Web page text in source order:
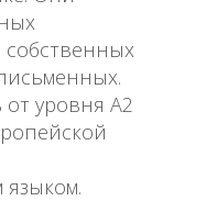
собственных
уровня А2